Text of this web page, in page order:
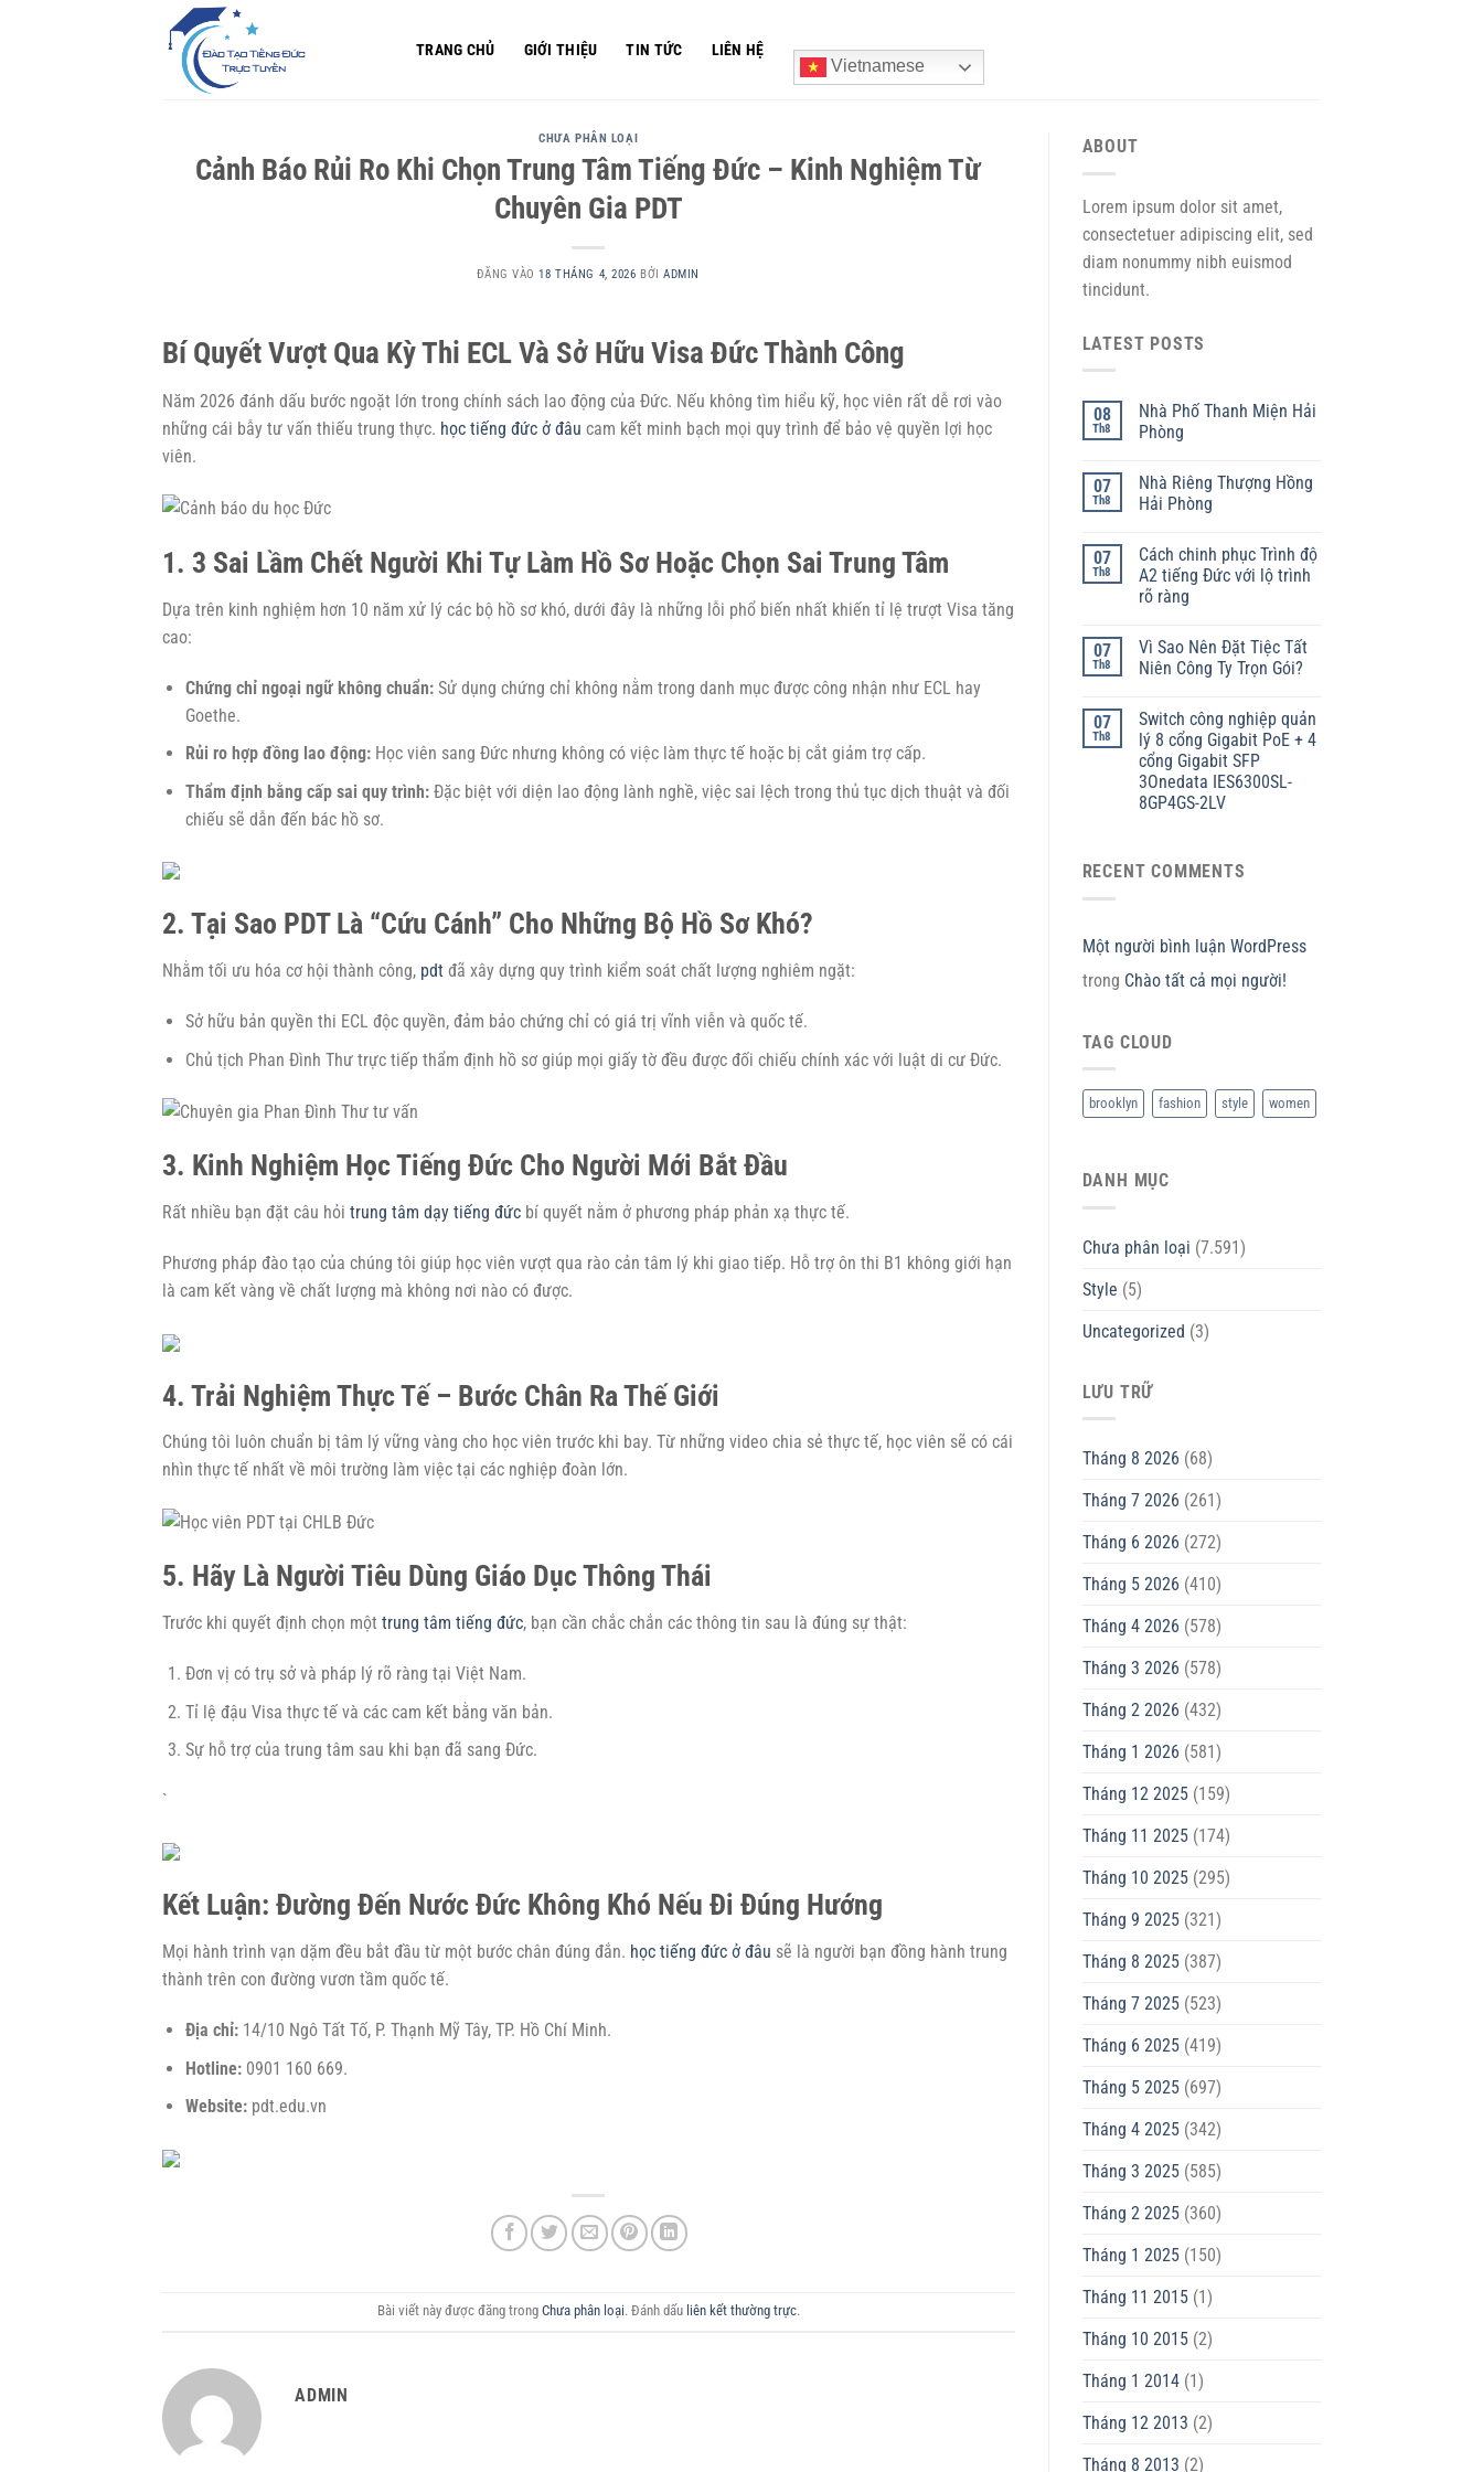
TRANG CHỦ GIỚI THIỆU TIN TỨC
LIÊN HỆ
Vietnamese
CHƯA PHÂN LOẠI
Cảnh Báo Rủi Ro Khi Chọn Trung Tâm Tiếng Đức – Kinh Nghiệm Từ
Chuyên Gia PDT
ĐĂNG VÀO18 THÁNG 4, 2026 BỞIADMIN
Bí Quyết Vượt Qua Kỳ Thi ECL Và Sở Hữu Visa Đức Thành Công
Năm 2026 đánh dấu bước ngoặt lớn trong chính sách lao động của Đức. Nếu không tìm hiểu kỹ, học viên rất dễ rơi vào
những cái bẫy tư vấn thiếu trung thực. học tiếng đức ở đâu cam kết minh bạch mọi quy trình để bảo vệ quyền lợi học
viên.
1. 3 Sai Lầm Chết Người Khi Tự Làm Hồ Sơ Hoặc Chọn Sai Trung Tâm
Dựa trên kinh nghiệm hơn 10 năm xử lý các bộ hồ sơ khó, dưới đây là những lỗi phổ biến nhất khiến tỉ lệ trượt Visa tăng
cao:
Chứng chỉ ngoại ngữ không chuẩn:Sử dụng chứng chỉ không nằm trong danh mục được công nhận như ECL hay
Goethe.
Rủi ro hợp đồng lao động:Học viên sang Đức nhưng không có việc làm thực tế hoặc bị cắt giảm trợ cấp.
Thẩm định bằng cấp sai quy trình:Đặc biệt với diện lao động lành nghề, việc sai lệch trong thủ tục dịch thuật và đối
chiếu sẽ dẫn đến bác hồ sơ.
2. Tại Sao PDT Là “Cứu Cánh” Cho Những Bộ Hồ Sơ Khó?
Nhằm tối ưu hóa cơ hội thành công, pdt đã xây dựng quy trình kiểm soát chất lượng nghiêm ngặt:
Sở hữu bản quyền thi ECL độc quyền, đảm bảo chứng chỉ có giá trị vĩnh viễn và quốc tế.
Chủ tịch Phan Đình Thư trực tiếp thẩm định hồ sơ giúp mọi giấy tờ đều được đối chiếu chính xác với luật di cư Đức.
3. Kinh Nghiệm Học Tiếng Đức Cho Người Mới Bắt Đầu
Rất nhiều bạn đặt câu hỏi trung tâm dạy tiếng đức bí quyết nằm ở phương pháp phản xạ thực tế.
Phương pháp đào tạo của chúng tôi giúp học viên vượt qua rào cản tâm lý khi giao tiếp. Hỗ trợ ôn thi B1 không giới hạn
là cam kết vàng về chất lượng mà không nơi nào có được.
4. Trải Nghiệm Thực Tế – Bước Chân Ra Thế Giới
Chúng tôi luôn chuẩn bị tâm lý vững vàng cho học viên trước khi bay. Từ những video chia sẻ thực tế, học viên sẽ có cái
nhìn thực tế nhất về môi trường làm việc tại các nghiệp đoàn lớn.
5. Hãy Là Người Tiêu Dùng Giáo Dục Thông Thái
Trước khi quyết định chọn một trung tâm tiếng đức, bạn cần chắc chắn các thông tin sau là đúng sự thật:
Đơn vị có trụ sở và pháp lý rõ ràng tại Việt Nam.
Tỉ lệ đậu Visa thực tế và các cam kết bằng văn bản.
Sự hỗ trợ của trung tâm sau khi bạn đã sang Đức.
`
Kết Luận: Đường Đến Nước Đức Không Khó Nếu Đi Đúng Hướng
Mọi hành trình vạn dặm đều bắt đầu từ một bước chân đúng đắn. học tiếng đức ở đâu sẽ là người bạn đồng hành trung
thành trên con đường vươn tầm quốc tế.
Địa chỉ:14/10 Ngô Tất Tố, P. Thạnh Mỹ Tây, TP. Hồ Chí Minh.
Hotline:0901 160 669.
Website:pdt.edu.vn
Bài viết này được đăng trong Chưa phân loại. Đánh dấu liên kết thường trực.
ADMIN
ABOUT
Lorem ipsum dolor sit amet,
consectetuer adipiscing elit, sed
diam nonummy nibh euismod
tincidunt.
LATEST POSTS
08
Th8
Nhà Phố Thanh Miện Hải
Phòng
07
Th8
Nhà Riêng Thượng Hồng
Hải Phòng
07
Th8
Cách chinh phục Trình độ
A2 tiếng Đức với lộ trình
rõ ràng
07
Th8
Vì Sao Nên Đặt Tiệc Tất
Niên Công Ty Trọn Gói?
07
Th8
Switch công nghiệp quản
lý 8 cổng Gigabit PoE + 4
cổng Gigabit SFP
3Onedata IES6300SL-
8GP4GS-2LV
RECENT COMMENTS
Một người bình luận WordPress
trong Chào tất cả mọi người!
TAG CLOUD
brooklyn fashion style women
DANH MỤC
Chưa phân loại (7.591)
Style (5)
Uncategorized (3)
LƯU TRỮ
Tháng 8 2026 (68)
Tháng 7 2026 (261)
Tháng 6 2026 (272)
Tháng 5 2026 (410)
Tháng 4 2026 (578)
Tháng 3 2026 (578)
Tháng 2 2026 (432)
Tháng 1 2026 (581)
Tháng 12 2025(159)
Tháng 11 2025(174)
Tháng 10 2025(295)
Tháng 9 2025(321)
Tháng 8 2025(387)
Tháng 7 2025(523)
Tháng 6 2025(419)
Tháng 5 2025(697)
Tháng 4 2025(342)
Tháng 3 2025(585)
Tháng 2 2025(360)
Tháng 1 2025(150)
Tháng 11 2015(1)
Tháng 10 2015(2)
Tháng 1 2014(1)
Tháng 12 2013 (2)
Tháng 8 2013 (2)